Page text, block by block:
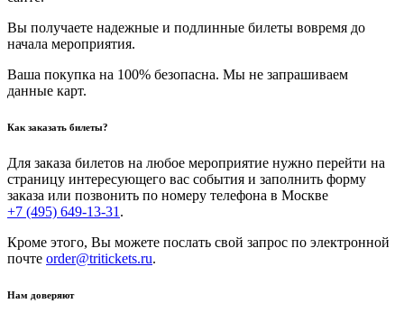
Вы получаете надежные и подлинные билеты вовремя до
начала мероприятия.
Ваша покупка на 100% безопасна. Мы не запрашиваем
данные карт.
Как заказать билеты?
Для заказа билетов на любое мероприятие нужно перейти на
страницу интересующего вас события и заполнить форму
заказа или позвонить по номеру телефона в Москве
+7 (495) 649-13-31 .
Кроме этого, Вы можете послать свой запрос по электронной
почте order@tritickets.ru.
Нам доверяют